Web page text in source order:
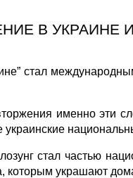
В УКРАИНЕ
стал
именно эти
стал частью
, которым украшают